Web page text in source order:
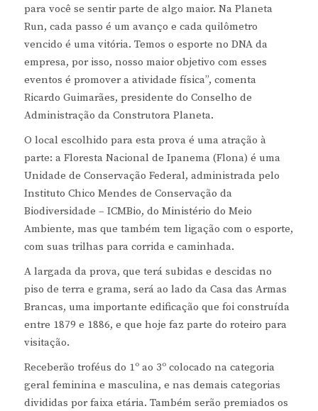
para você se sentir parte de algo maior. Na Planeta
Run, cada passo é um avanço e cada quilômetro
vencido é uma vitória. Temos o esporte no DNA da
empresa, por isso, nosso maior objetivo com esses
eventos é promover a atividade física”, comenta
Ricardo Guimarães, presidente do Conselho de
Administração da Construtora Planeta.
O local escolhido para esta prova é uma atração à
parte: a Floresta Nacional de Ipanema (Flona) é uma
Unidade de Conservação Federal, administrada pelo
Instituto Chico Mendes de Conservação da
Biodiversidade – ICMBio, do Ministério do Meio
Ambiente, mas que também tem ligação com o esporte,
com suas trilhas para corrida e caminhada.
A largada da prova, que terá subidas e descidas no
piso de terra e grama, será ao lado da Casa das Armas
Brancas, uma importante edificação que foi construída
entre 1879 e 1886, e que hoje faz parte do roteiro para
visitação.
Receberão troféus do 1º ao 3º colocado na categoria
geral feminina e masculina, e nas demais categorias
divididas por faixa etária. Também serão premiados os